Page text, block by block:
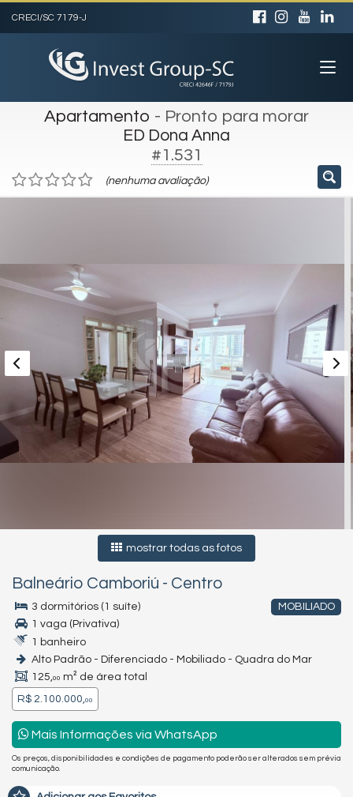
CRECI/SC 7179-J
Apartamento - Pronto para morar
ED Dona Anna
#1.531
(nenhuma avaliação)
mostrar todas as fotos
Balneário Camboriú - Centro
MOBILIADO
3 dormitórios (1 suíte)
1 vaga (Privativa)
1 banheiro
Alto Padrão - Diferenciado - Mobiliado - Quadra do Mar
125,00 m² de área total
R$ 2.100.000,00
Mais Informações via WhatsApp
Os preços, disponibilidades e condições de pagamento poderão ser alterados sem prévia
comunicação.